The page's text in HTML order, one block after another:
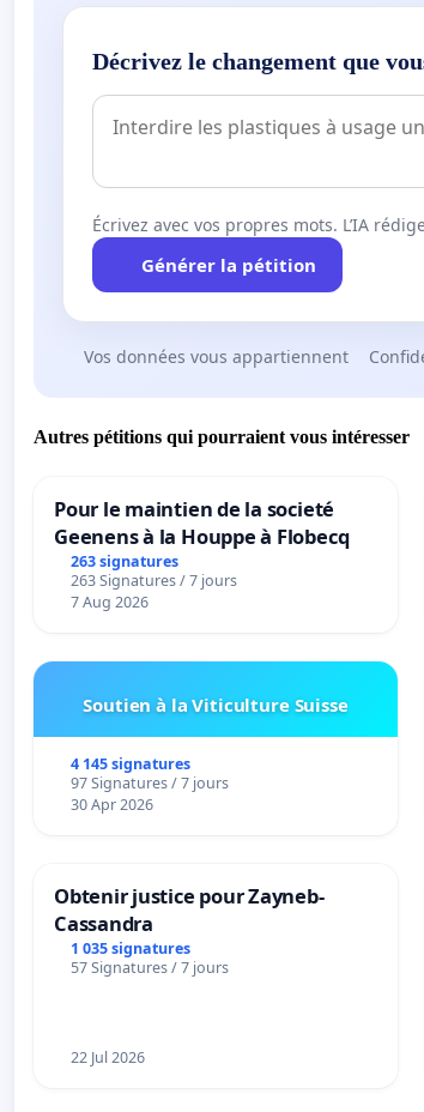
Décrivez le changement que
Écrivez avec vos propres mots. L’IA
Générer la pétition
Vos données vous appartiennent
Autres pétitions qui pourraient vous intéresser
Pour le maintien de la societé
Geenens à la Houppe à Flobecq
263 signatures
263 Signatures / 7 jours
7 Aug 2026
Soutien à la Viticulture Suisse
4 145 signatures
97 Signatures / 7 jours
30 Apr 2026
Obtenir justice pour Zayneb-
Cassandra
1 035 signatures
57 Signatures / 7 jours
22 Jul 2026